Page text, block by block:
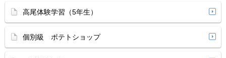
高尾体験学習（5年生）
個別級 ポテトショップ